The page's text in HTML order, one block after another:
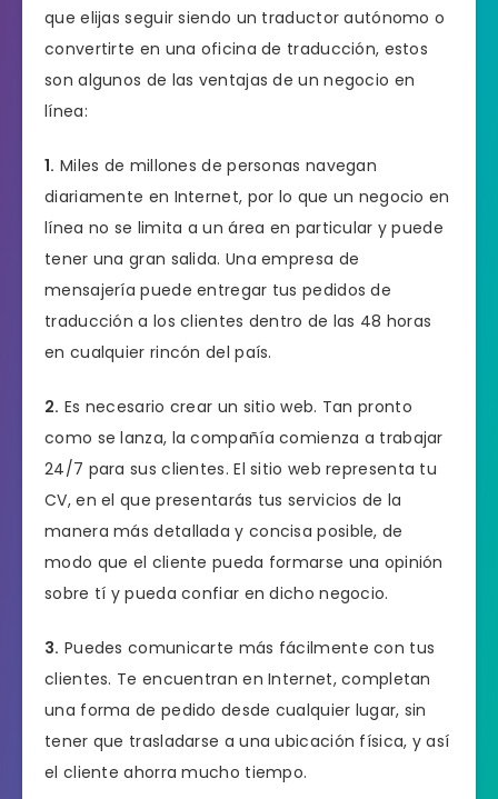
que elijas seguir siendo un traductor autónomo o
convertirte en una oficina de traducción, estos
son algunos de las ventajas de un negocio en
línea:
1. Miles de millones de personas navegan
diariamente en Internet, por lo que un negocio en
línea no se limita a un área en particular y puede
tener una gran salida. Una empresa de
mensajería puede entregar tus pedidos de
traducción a los clientes dentro de las 48 horas
en cualquier rincón del país.
2. Es necesario crear un sitio web. Tan pronto
como se lanza, la compañía comienza a trabajar
24/7 para sus clientes. El sitio web representa tu
CV, en el que presentarás tus servicios de la
manera más detallada y concisa posible, de
modo que el cliente pueda formarse una opinión
sobre tí y pueda confiar en dicho negocio.
3. Puedes comunicarte más fácilmente con tus
clientes. Te encuentran en Internet, completan
una forma de pedido desde cualquier lugar, sin
tener que trasladarse a una ubicación física, y así
el cliente ahorra mucho tiempo.